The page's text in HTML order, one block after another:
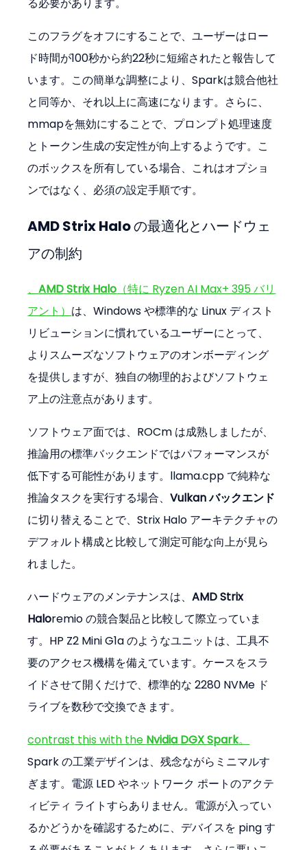
る必要があります。
このフラグをオフにすることで、ユーザーはロー
ド時間が100秒から約22秒に短縮されたと報告して
います。この簡単な調整により、Sparkは競合他社
と同等か、それ以上に高速になります。さらに、
mmapを無効にすることで、プロンプト処理速度
とトークン生成の安定性が向上するようです。こ
のボックスを所有している場合、これはオプショ
ンではなく、必須の設定手順です。
AMD Strix Halo の最適化とハードウェ
アの制約
、AMD Strix Halo （特に Ryzen AI Max+ 395 バリ
アント） は、Windows や標準的な Linux ディスト
リビューションに慣れているユーザーにとって、
よりスムーズなソフトウェアのオンボーディング
を提供しますが、独自の物理的およびソフトウェ
ア上の注意点があります。
ソフトウェア面では、ROCm は成熟しましたが、
推論用の標準バックエンドではパフォーマンスが
低下する可能性があります。llama.cpp で純粋な
推論タスクを実行する場合、Vulkan バックエンド
に切り替えることで、Strix Halo アーキテクチャの
デフォルト構成と比較して測定可能な向上が見ら
れました。
ハードウェアのメンテナンスは、AMD Strix
Haloremio の競合製品と比較して際立っていま
す。HP Z2 Mini G1a のようなユニットは、工具不
要のアクセス機構を備えています。ケースをスラ
イドさせて開くだけで、標準的な 2280 NVMe ド
ライブを数秒で交換できます。
contrast this with the Nvidia DGX Spark。
Spark の工業デザインは、残念ながらミニマルす
ぎます。電源 LED やネットワーク ポートのアクテ
ィビティ ライトすらありません。電源が入ってい
るかどうかを確認するために、デバイスを ping す